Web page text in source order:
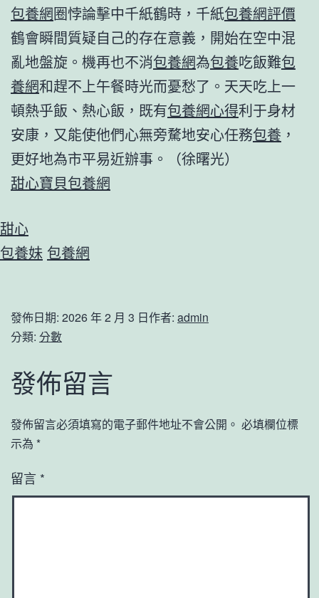
包養網圈悖論擊中千紙鶴時，千紙包養網評價
鶴會瞬間質疑自己的存在意義，開始在空中混
亂地盤旋。機再也不消包養網為包養吃飯難包
養網和趕不上午餐時光而憂愁了。天天吃上一
頓熱乎飯、熱心飯，既有包養網心得利于身材
安康，又能使他們心無旁騖地安心任務包養 ，
更好地為市平易近辦事。（徐曙光）
甜心寶貝包養網
甜心
包養妹 包養網
發佈日期: 2026 年 2 月 3 日作者: admin
分類: 分數
發佈留言
發佈留言必須填寫的電子郵件地址不會公開。 必填欄位標
示為 *
留言 *